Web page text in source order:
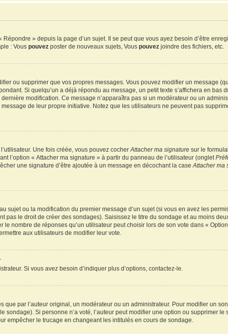
» depuis la page d’un sujet. Il se peut que vous ayez besoin d’être
: Vouspouvez poster de nouveaux sujets, Vouspouvez joindre des fichiers, etc.
ou supprimer que vos propres messages. Vous pouvez modifier un message
Si quelqu’un a déjà répondu au message, un petit texte s’affichera en bas
modification. Ce message n’apparaîtra pas si un modérateur ou un
de leur propre initiative. Notez que les utilisateurs ne peuvent pas
Une fois créée, vous pouvez cocherAttacher ma signature sur le
l’option « Attacher ma signature » à partir du panneau de l’utilisateur (onglet
une signature d’être ajoutée à un message en décochant la caseAttacher ma
sujet ou la modification du premier message d’un sujet (si vous en avez les
pas le droit de créer des sondages). Saisissez le titre du sondage et au moins
nombre de réponses qu’un utilisateur peut choisir lors de son vote dans «
aux utilisateurs de modifier leur vote.
Si vous avez besoin d’indiquer plus d’options, contactez-le.
que par l’auteur original, un modérateur ou un administrateur. Pour modifier un
sondage). Si personne n’a voté, l’auteur peut modifier une option ou supprimer
empêcher le trucage en changeant les intitulés en cours de sondage.